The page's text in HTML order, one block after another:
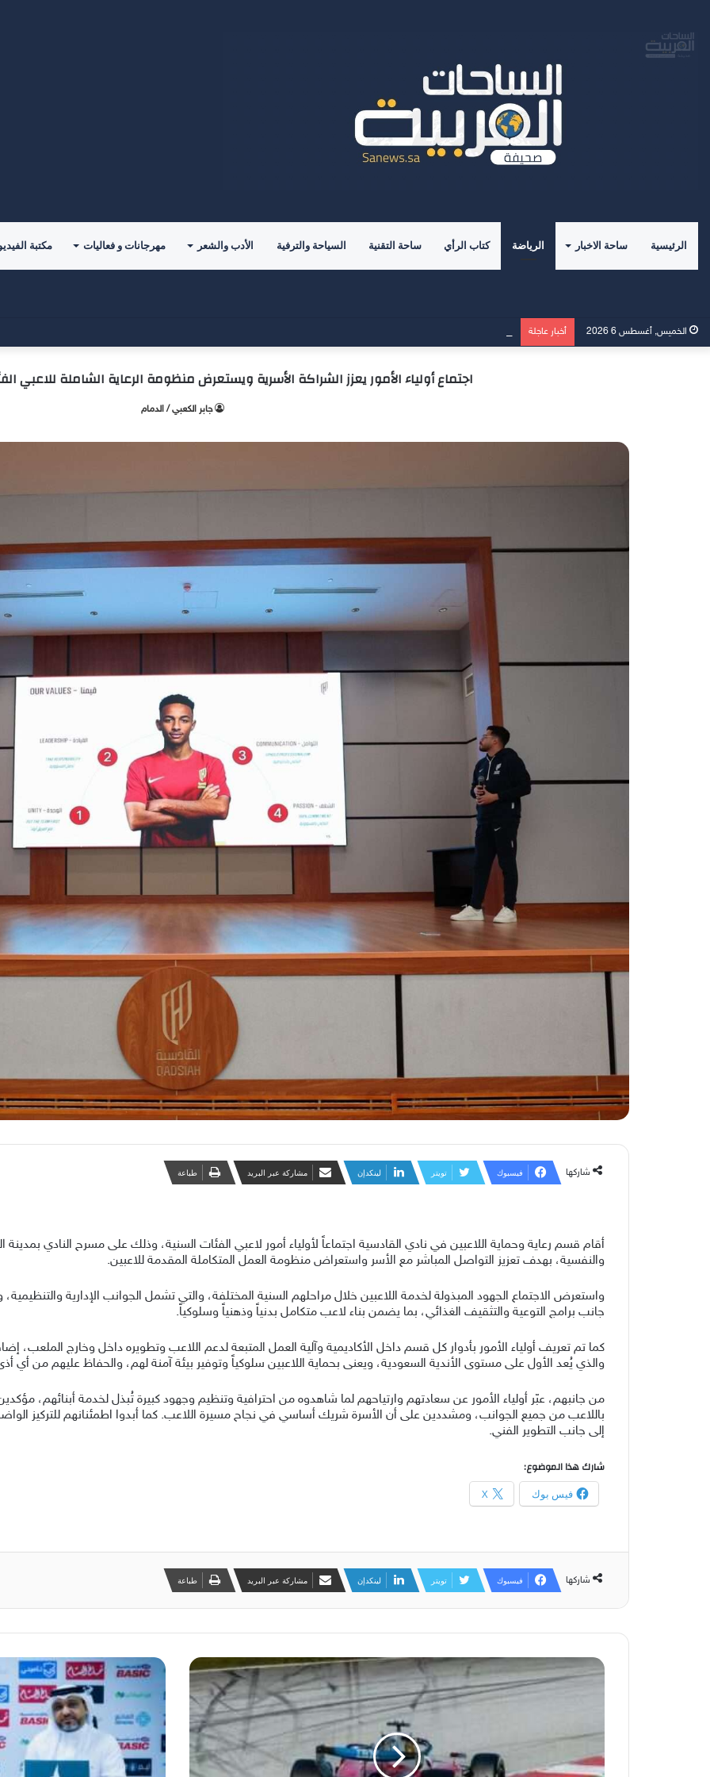
الرئيسية ساحة الاخبار الرياضة كتاب الرأي ساحة التقنية السياحة والترفية الأدب والشعر مهرجانات و فعاليات مكتبة
الخميس, أغسطس 6 2026 أخبار عاجلة
اجتماع أولياء الأمور يعزز الشراكة الأسرية ويستعرض منظومة الرعاية الشاملة للاعبي
جابر الكعبي / الدمام
شاركها فيسبوك تويتر لينكدإن مشاركة عبر البريد طباعة
أقام قسم رعاية وحماية اللاعبين في نادي القادسية اجتماعاً لأولياء أمور لاعبي الفئات السنية، وذلك على مسرح النادي بمدينة
والنفسية، بهدف تعزيز التواصل المباشر مع الأسر واستعراض منظومة العمل المتكاملة المقدمة للاعبين.
واستعرض الاجتماع الجهود المبذولة لخدمة اللاعبين خلال مراحلهم السنية المختلفة، والتي تشمل الجوانب الإدارية والتنظيمية،
جانب برامج التوعية والتثقيف الغذائي، بما يضمن بناء لاعب متكامل بدنياً وذهنياً وسلوكياً.
كما تم تعريف أولياء الأمور بأدوار كل قسم داخل الأكاديمية وآلية العمل المتبعة لدعم اللاعب وتطويره داخل وخارج الملعب،
والذي يُعد الأول على مستوى الأندية السعودية، ويعنى بحماية اللاعبين سلوكياً وتوفير بيئة آمنة لهم، والحفاظ عليهم من أي
من جانبهم، عبّر أولياء الأمور عن سعادتهم وارتياحهم لما شاهدوه من احترافية وتنظيم وجهود كبيرة تُبذل لخدمة أبنائهم،
باللاعب من جميع الجوانب، ومشددين على أن الأسرة شريك أساسي في نجاح مسيرة اللاعب. كما أبدوا اطمئنانهم للتركيز
إلى جانب التطوير الفني.
شارك هذا الموضوع:
فيس بوك X
شاركها فيسبوك تويتر لينكدإن مشاركة عبر البريد طباعة